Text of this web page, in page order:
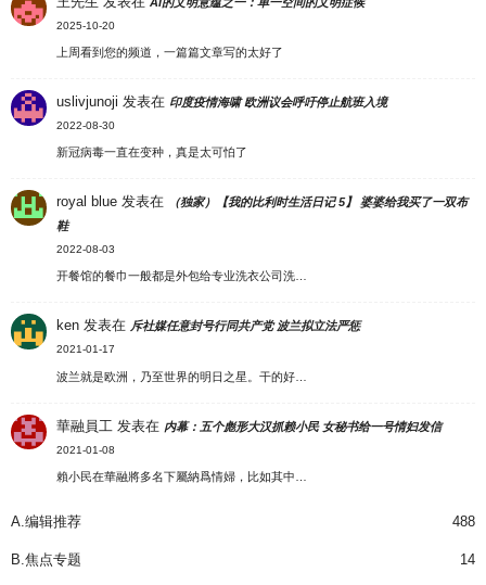
2025-10-20
上周看到您的频道，一篇篇文章写的太好了
uslivjunoji 发表在 印度疫情海啸 欧洲议会呼吁停止航班入境
2022-08-30
新冠病毒一直在变种，真是太可怕了
royal blue 发表在
（独家）【我的比利时生活日记 5】 婆婆给我买了一双布
鞋
2022-08-03
开餐馆的餐巾一般都是外包给专业洗衣公司洗…
ken 发表在 斥社媒任意封号行同共产党 波兰拟立法严惩
2021-01-17
波兰就是欧洲，乃至世界的明日之星。干的好…
華融員工 发表在 内幕：五个彪形大汉抓赖小民 女秘书给一号情妇发信
2021-01-08
賴小民在華融將多名下屬納爲情婦，比如其中…
A.编辑推荐 488
B.焦点专题 14